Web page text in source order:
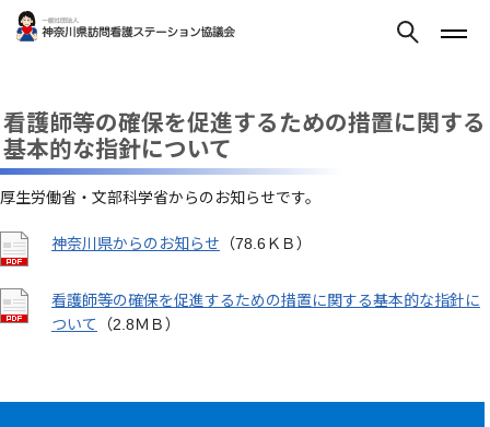
看護師等の確保を促進するための措置に関する
基本的な指針について
厚生労働省・文部科学省からのお知らせです。
神奈川県からのお知らせ （78.6ＫＢ）
看護師等の確保を促進するための措置に関する基本的な指針に
ついて
（2.8ＭＢ）